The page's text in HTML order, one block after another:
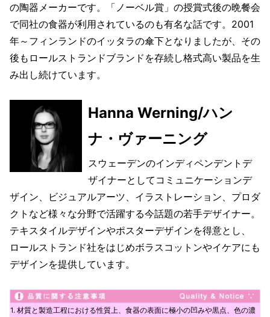
の陶器メーカーです。「ノーベル賞」の授賞式後の晩餐会
で同社の食器が利用されているのも有名な話です。2001
年～フィンランドのイッタラの傘下となりましたが、その
後もロールストランドブランドを存続し格式高い製品を生
み出し続けています。
Hanna Werning/ハン
ナ・ヴァーニング
スウェーデンのインディペンデントデ
ザイナーとしてコミュニケーションデ
ザイン、ビジュアルアーツ、イラストレーション、プロダ
クトなど様々な分野で活躍する今話題の若手デザイナー。
テキスタイルデザインやポスターデザインを得意とし、
ロールストランド社をはじめボラスコットンやイケアにも
デザインを提供しています。
1. 材質と製造工程における性質上、食器の表面に極小の凹みや黒点、色の濃